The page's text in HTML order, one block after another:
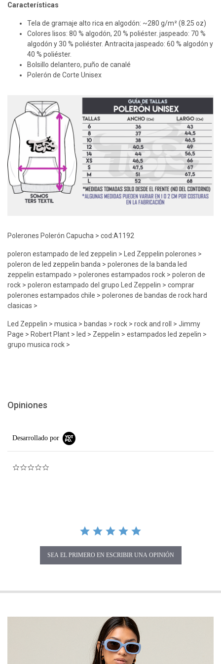
Características
Tela de gramaje alto rica en algodón: ~280 g/m² (8.25 oz)
Colores lisos: 80 % algodón, 20 % poliéster. jaspeado: 70 %
algodón y 30 % poliéster. Antracita jaspeado: 60 % algodón y
40 % poliéster.
Bolsillo delantero, puño de canalé
Polerón de Corte Unisex
Polerones Polerón Capucha > cod:A1192
poleron estampado de led zeppelin > Led Zeppelin polerones >
poleron de led zeppelin banda > polerones de la banda led
zeppelin estampado > polerones estampados rock > poleron de
rock > poleron estampado del grupo Led Zeppelin > comprar
polerones estampados chile > polerones de bandas de rock hard
clasicas >
Led Zeppelin > musica > bandas > rock > rock and roll > Jimmy
Page > Robert Plant > led > Zeppelin > estampados led zepelin >
grupo musica rock >
Opiniones
Desarrollado por
SEA EL PRIMERO EN ESCRIBIR UNA OPINIÓN